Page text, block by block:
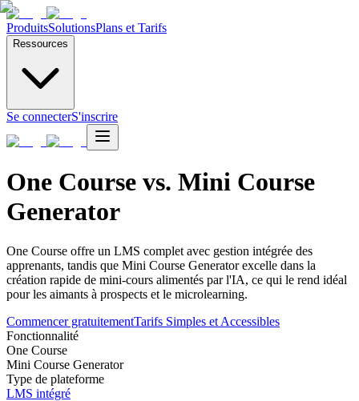
ProduitsSolutionsPlans et Tarifs
Ressources
Se connecterS'inscrire
One Course vs. Mini Course
Generator
One Course offre un LMS complet avec gestion intégrée des
apprenants, tandis que Mini Course Generator excelle dans la
création rapide de mini-cours alimentés par l'IA, ce qui le rend idéal
pour les aimants à prospects et le microlearning.
Commencer gratuitementTarifs Simples et Accessibles
Fonctionnalité
One Course
Mini Course Generator
Type de plateforme
LMS intégré